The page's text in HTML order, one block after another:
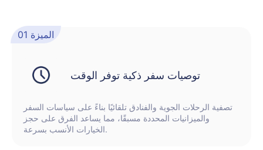
الميزة 01
توصيات سفر ذكية توفر الوقت
تصفية الرحلات الجوية والفنادق تلقائيًا بناءً على سياسات السفر
والميزانيات المحددة مسبقًا، مما يساعد الفرق على حجز
الخيارات الأنسب بسرعة.